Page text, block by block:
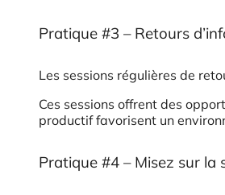
Pratique #3 – Retours
Les sessions régulières de
Ces sessions offrent des
productif favorisent un
Pratique #4 – Misez sur la